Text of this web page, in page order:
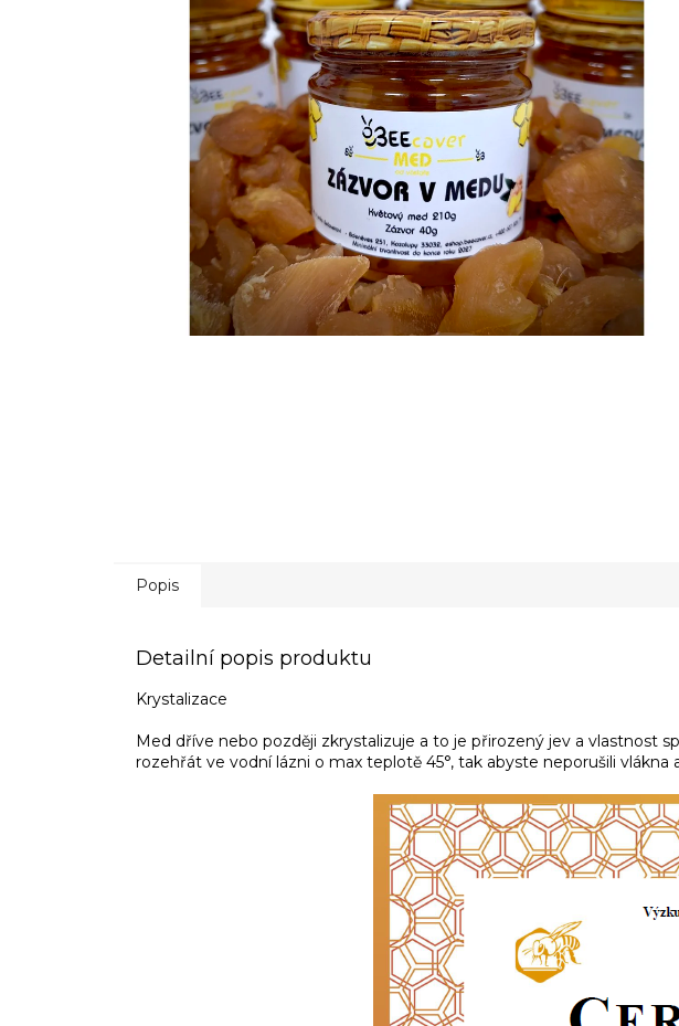
Popis
Detailní popis produktu
Krystalizace
Med dříve nebo později zkrystalizuje a to je přirozený jev a vlastnost
rozehřát ve vodní lázni o max teplotě 45°, tak abyste neporušili vlákna